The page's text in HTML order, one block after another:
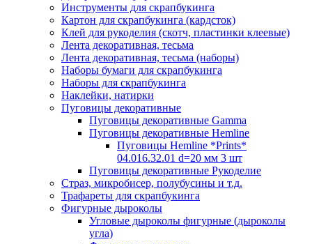
Инструменты для скрапбукинга
Картон для скрапбукинга (кардсток)
Клей для рукоделия (скотч, пластинки клеевые)
Лента декоративная, тесьма
Лента декоративная, тесьма (наборы)
Наборы бумаги для скрапбукинга
Наборы для скрапбукинга
Наклейки, натирки
Пуговицы декоративные
Пуговицы декоративные Gamma
Пуговицы декоративные Hemline
Пуговицы Hemline *Prints*
04.016.32.01 d=20 мм 3 шт
Пуговицы декоративные Рукоделие
Страз, микробисер, полубусины и т.д.
Трафареты для скрапбукинга
Фигурные дыроколы
Угловые дыроколы фигурные (дыроколы
угла)